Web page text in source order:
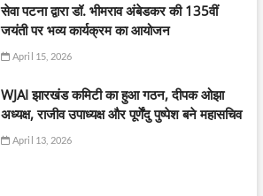
सेवा पटना द्वारा डॉ. भीमराव अंबेडकर की 135वीं
जयंती पर भव्य कार्यक्रम का आयोजन
April 15, 2026
WJAI झारखंड कमिटी का हुआ गठन, दीपक ओझा
अध्यक्ष, राजीव उपाध्यक्ष और पूर्णेंदु पुष्पेश बने महासचिव
April 13, 2026